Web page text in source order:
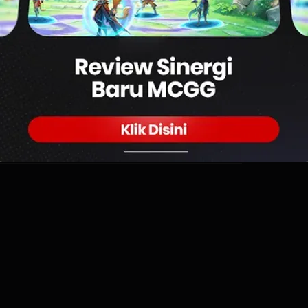
0
ini memang selalu membuat penasaran